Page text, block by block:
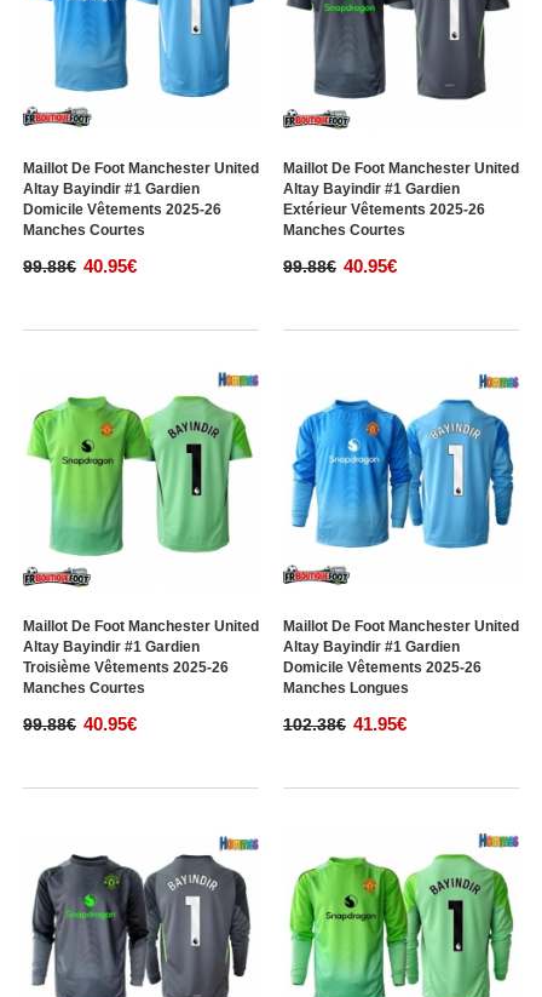
Maillot De Foot Manchester United
Altay Bayindir #1 Gardien
Domicile Vêtements 2025-26
Manches Courtes
99.88€ 40.95€
Maillot De Foot Manchester United
Altay Bayindir #1 Gardien
Extérieur Vêtements 2025-26
Manches Courtes
99.88€ 40.95€
Maillot De Foot Manchester United
Altay Bayindir #1 Gardien
Troisième Vêtements 2025-26
Manches Courtes
99.88€ 40.95€
Maillot De Foot Manchester United
Altay Bayindir #1 Gardien
Domicile Vêtements 2025-26
Manches Longues
102.38€ 41.95€